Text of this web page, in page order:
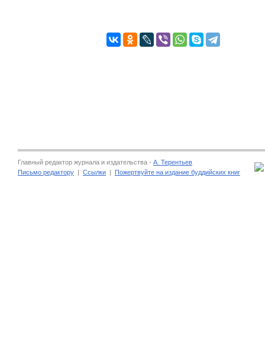
Главный редактор журнала и издательства - А. Терентьев
Письмо редактору | Ссылки | Пожертвуйте на издание буддийских книг